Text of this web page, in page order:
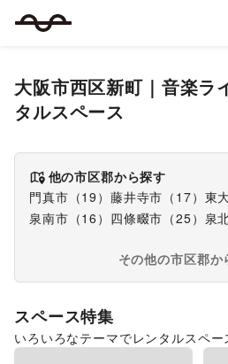
大阪市西区新町｜ 音楽ラ
タルスペース
他の市区郡から探す
門真市 （19 ） 藤井寺市 （ 17） 東
泉南市 （16 ） 四條畷市 （25） 泉
その他の市区郡か
スペース特集
いろいろなテーマでレンタルスペー